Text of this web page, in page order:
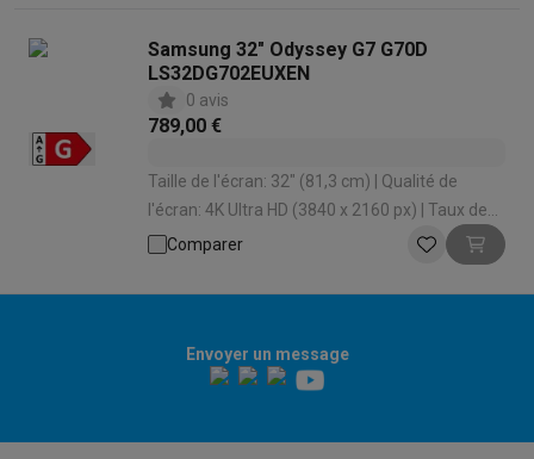
Samsung 32" Odyssey G7 G70D
LS32DG702EUXEN
0 avis
789,00 €
Taille de l'écran: 32" (81,3 cm) | Qualité de
l'écran: 4K Ultra HD (3840 x 2160 px) | Taux de
rafraîchissement: 144 Hz | Temps de réponse: 1
Comparer
Envoyer un message